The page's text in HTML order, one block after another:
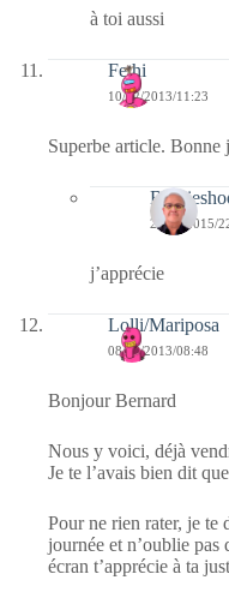
à toi aussi
Fethi
10/02/2013/11:23
Superbe article. Bonne
20/01/2015/
j’apprécie
Lolli/Mariposa
08/02/2013/08:48
Bonjour Bernard
Nous y voici, déjà
Je te l’avais bien dit
Pour ne rien rater, je te
journée et n’oublie pas
écran t’apprécie à ta